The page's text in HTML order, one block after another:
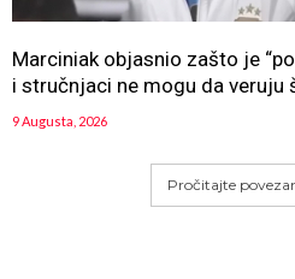
Marciniak objasnio zašto je
i stručnjaci ne mogu da veruju
9 Augusta, 2026
Pročitajte